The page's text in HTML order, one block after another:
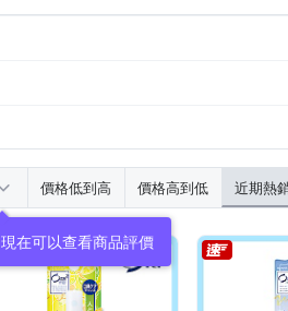
價格低到高 價格高到低 近期熱
現在可以查看商品評價